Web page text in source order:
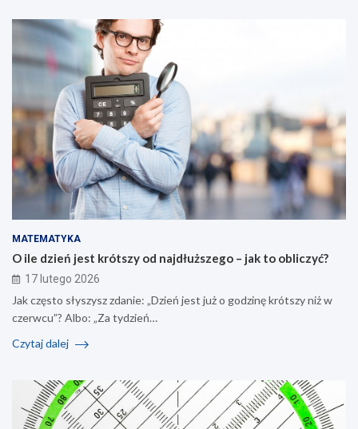
MATEMATYKA
O ile dzień jest krótszy od najdłuższego – jak to obliczyć?
17 lutego 2026
Jak często słyszysz zdanie: „Dzień jest już o godzinę krótszy niż w
czerwcu”? Albo: „Za tydzień…
Czytaj dalej